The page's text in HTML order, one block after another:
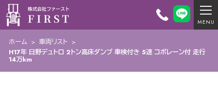
ホーム > 車両リスト >
H17年 日野デュトロ 2トン高床ダンプ 車検付き 5速 コボレーン付 走行
14万km